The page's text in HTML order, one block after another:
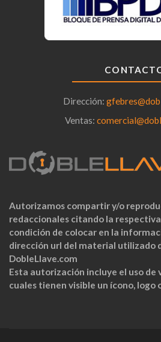
Dirección:
Ventas:
Autorizamos compartir y/o
redaccionales citando la
condición de colocar en la
dirección url del material utilizado
DobleLlave.com
Esta autorización incluye el uso de
cuales tienen visible un ícono, logo